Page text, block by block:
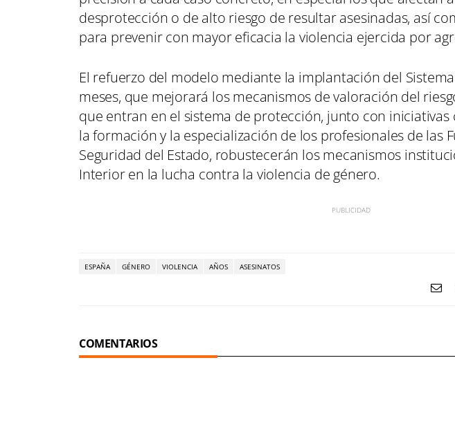
desprotección o de alto riesgo de resultar asesinadas, así
para prevenir con mayor eficacia la violencia ejercida por
El refuerzo del modelo mediante la implantación del
meses, que mejorará los mecanismos de valoración del
que entran en el sistema de protección, junto con
la formación y la especialización de los profesionales de las
Seguridad del Estado, robustecerán los mecanismos
Interior en la lucha contra la violencia de género.
ESPAÑA GÉNERO VIOLENCIA AÑOS ASESINATOS
COMENTARIOS